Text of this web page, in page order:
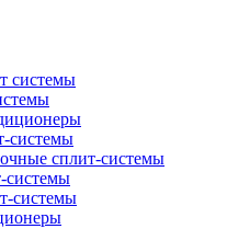
системы
системы
сплит-системы
системы
системы